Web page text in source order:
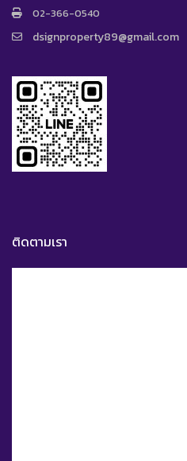
02-366-0540
dsignproperty89@gmail.com
ติดตามเรา